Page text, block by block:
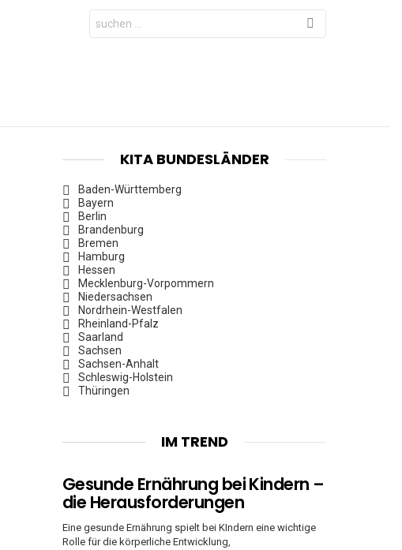
Search
for:
KITA BUNDESLÄNDER
Baden-Württemberg
Bayern
Berlin
Brandenburg
Bremen
Hamburg
Hessen
Mecklenburg-Vorpommern
Niedersachsen
Nordrhein-Westfalen
Rheinland-Pfalz
Saarland
Sachsen
Sachsen-Anhalt
Schleswig-Holstein
Thüringen
IM TREND
Gesunde Ernährung bei Kindern –
die Herausforderungen
Eine gesunde Ernährung spielt bei KIndern eine wichtige
Rolle für die körperliche Entwicklung,